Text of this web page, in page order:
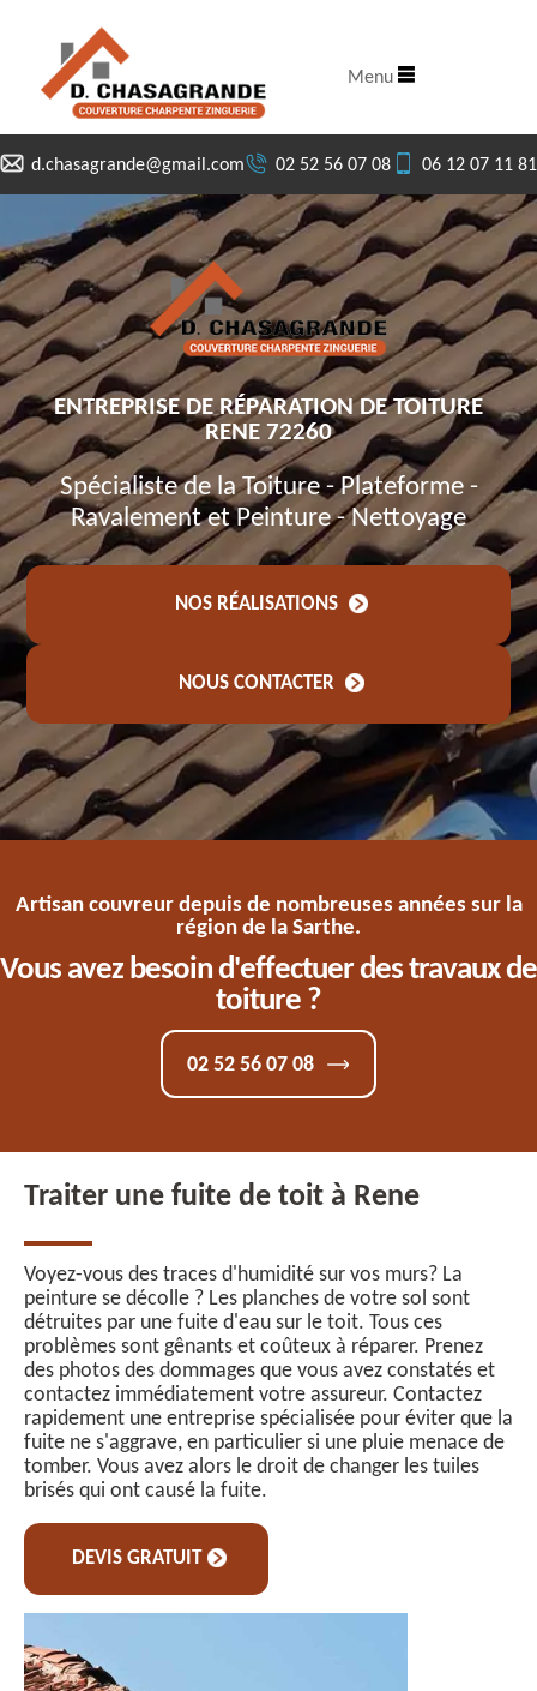
d.chasagrande@gmail.com 02 52 56 07 08 06 12 07 11 81
Menu
ENTREPRISE DE RÉPARATION DE TOITURE
RENE 72260
Spécialiste de la Toiture - Plateforme -
Ravalement et Peinture - Nettoyage
NOS RÉALISATIONS
NOUS CONTACTER
Artisan couvreur depuis de nombreuses années sur la
région de la Sarthe.
Vous avez besoin d'effectuer des travaux de
toiture ?
02 52 56 07 08
Traiter une fuite de toit à Rene
Voyez-vous des traces d'humidité sur vos murs? La
peinture se décolle ? Les planches de votre sol sont
détruites par une fuite d'eau sur le toit. Tous ces
problèmes sont gênants et coûteux à réparer. Prenez
des photos des dommages que vous avez constatés et
contactez immédiatement votre assureur. Contactez
rapidement une entreprise spécialisée pour éviter que la
fuite ne s'aggrave, en particulier si une pluie menace de
tomber. Vous avez alors le droit de changer les tuiles
brisés qui ont causé la fuite.
DEVIS GRATUIT